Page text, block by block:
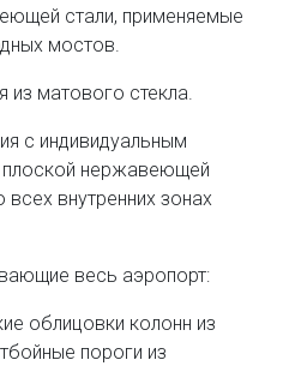
стали, применяемые
мостов.
матового стекла.
с индивидуальным
плоской нержавеющей
всех внутренних зонах
весь аэропорт:
облицовки колонн из
пороги из